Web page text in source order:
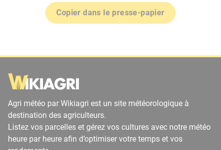
Copier dans le presse-papier
Agri météo par Wikiagri est un site météorologique à
destination des agriculteurs.
Listez vos parcelles et gérez vos cultures avec notre météo
heure par heure afin d’optimiser votre temps et vos